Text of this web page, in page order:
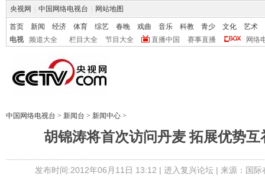
央视网 中国网络电视台 网站地图
首页 新闻 经济 体育 综艺 春晚 戏曲 音乐 科教 青少 文化
艺术
电视
频道大全 栏目大全 节目大全 直播中国 赛事直播 网络
中国网络电视台 > 新闻台 > 新闻中心 >
胡锦涛将首次访问丹麦 拓展优势互
发布时间:2012年06月11日 13:12 | 进入复兴论坛| 来源：国